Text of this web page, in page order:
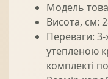
Модель
Висота, см:
Переваги: 3-
утепленою
комплекті